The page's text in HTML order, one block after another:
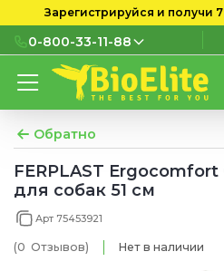
Зарегистрируйся и получи
0-800-33-11-88
0-800-33-11-88
мобильных номеров
(097) 133 11 88
(095) 133 11 88
Обратно
FERPLAST
для собак 51 см
Арт 75453921
(0 Отзывов) Нет в наличии